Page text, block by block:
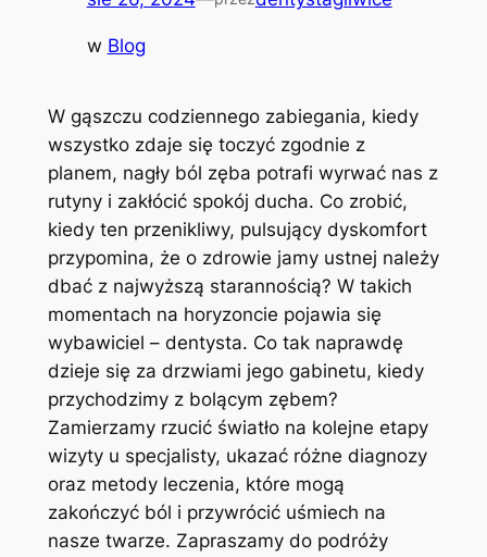
w Blog
W ⁣gąszczu codziennego zabiegania, kiedy
wszystko zdaje się toczyć zgodnie ⁣z⁢
planem,‍ nagły ból zęba potrafi wyrwać ‌nas z
rutyny i zakłócić spokój ducha. Co zrobić,
kiedy ten⁤ przenikliwy, pulsujący ⁤dyskomfort
przypomina, że o zdrowie jamy ustnej należy
dbać z najwyższą starannością? ⁣W takich ​
momentach na horyzoncie pojawia się ​
wybawiciel – dentysta. Co tak naprawdę
dzieje⁢ się za drzwiami⁣ jego gabinetu, kiedy
przychodzimy z bolącym zębem?
Zamierzamy rzucić światło‍ na kolejne etapy
wizyty u ‌specjalisty, ukazać różne diagnozy
oraz metody ‌leczenia, które mogą
zakończyć ból i przywrócić uśmiech na
nasze‍ twarze. Zapraszamy do podróży